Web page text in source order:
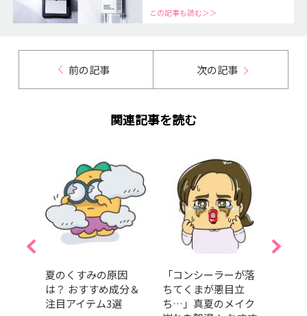
この記事も読む＞＞
前の記事 次の記事
関連記事を読む
夏のくすみの原因
は？ おすすめ成分＆
注目アイテム3選
「コンシーラーが落
ちてくまが悪目立
ち…」真夏のメイク